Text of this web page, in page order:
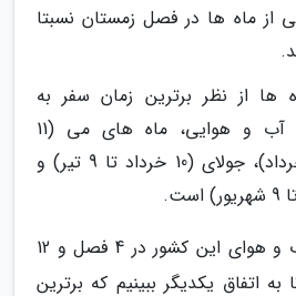
از ماه ها در فصل زمستان نسبتا
ها از نظر برترین زمان سفر به
بلغارستان از نظر آب و هوایی، ماه های می (11
اردیبهشت تا 10 خرداد)، جولای (10 خرداد تا 9 تیر) و
در ادامه ما به آنالیز آب و هوای این کشور در 4 فصل و 12
اتفاق یکدیگر ببینیم که برترین